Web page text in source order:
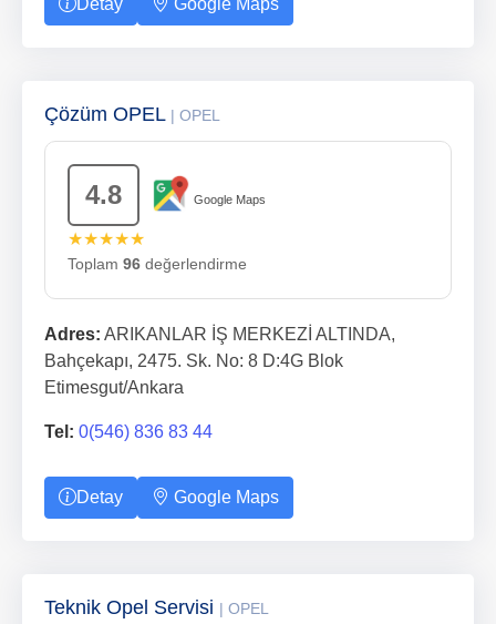
Detay Google Maps
Çözüm OPEL | OPEL
4.8 Google Maps
★★★★★
Toplam 96 değerlendirme
Adres: ARIKANLAR İŞ MERKEZİ ALTINDA,
Bahçekapı, 2475. Sk. No: 8 D:4G Blok
Etimesgut/Ankara
Tel: 0(546) 836 83 44
Detay Google Maps
Teknik Opel Servisi | OPEL